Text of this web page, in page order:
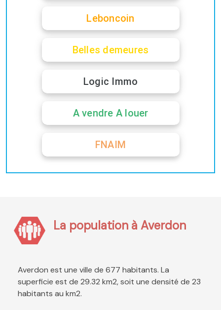
Leboncoin
Belles demeures
Logic Immo
A vendre A louer
FNAIM
La population à Averdon
Averdon est une ville de 677 habitants. La
superficie est de 29.32 km2, soit une densité de 23
habitants au km2.